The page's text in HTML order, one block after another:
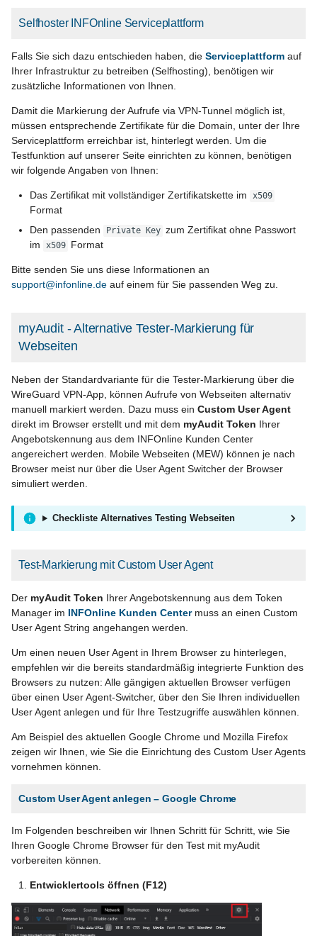
Selfhoster INFOnline Serviceplattform
Falls Sie sich dazu entschieden haben, die Serviceplattform auf
Ihrer Infrastruktur zu betreiben (Selfhosting), benötigen wir
zusätzliche Informationen von Ihnen.
Damit die Markierung der Aufrufe via VPN-Tunnel möglich ist,
müssen entsprechende Zertifikate für die Domain, unter der Ihre
Serviceplattform erreichbar ist, hinterlegt werden. Um die
Testfunktion auf unserer Seite einrichten zu können, benötigen
wir folgende Angaben von Ihnen:
Das Zertifikat mit vollständiger Zertifikatskette im x509
Format
Den passenden
Private Key zum Zertifikat ohne Passwort
im
x509 Format
Bitte senden Sie uns diese Informationen an
support@infonline.de auf einem für Sie passenden Weg zu.
myAudit - Alternative Tester-Markierung für
Webseiten
Neben der Standardvariante für die Tester-Markierung über die
WireGuard VPN-App, können Aufrufe von Webseiten alternativ
manuell markiert werden. Dazu muss ein Custom User Agent
direkt im Browser erstellt und mit dem myAudit Token Ihrer
Angebotskennung aus dem INFOnline Kunden Center
angereichert werden. Mobile Webseiten (MEW) können je nach
Browser meist nur über die User Agent Switcher der Browser
simuliert werden.
Checkliste Alternatives Testing Webseiten
Test-Markierung mit Custom User Agent
Der myAudit Token Ihrer Angebotskennung aus dem Token
Manager im INFOnline Kunden Centermuss an einen Custom
User Agent String angehangen werden.
Um einen neuen User Agent in Ihrem Browser zu hinterlegen,
empfehlen wir die bereits standardmäßig integrierte Funktion des
Browsers zu nutzen: Alle gängigen aktuellen Browser verfügen
über einen User Agent-Switcher, über den Sie Ihren individuellen
User Agent anlegen und für Ihre Testzugriffe auswählen können.
Am Beispiel des aktuellen Google Chrome und Mozilla Firefox
zeigen wir Ihnen, wie Sie die Einrichtung des Custom User Agents
vornehmen können.
Custom User Agent anlegen – Google Chrome
Im Folgenden beschreiben wir Ihnen Schritt für Schritt, wie Sie
Ihren Google Chrome Browser für den Test mit myAudit
vorbereiten können.
Entwicklertools öffnen (F12)